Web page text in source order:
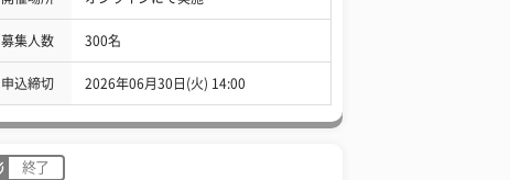
募集人数 300名
申込締切 2026年06月30日(火) 14:00
終了